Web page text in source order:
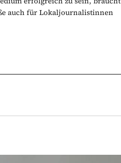
auch für Lokaljournalistinnen